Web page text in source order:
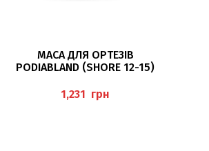
ЧИТАТИ ДАЛІ
МАСА ДЛЯ ОРТЕЗІВ
PODIABLAND (SHORE 12-15)
грн